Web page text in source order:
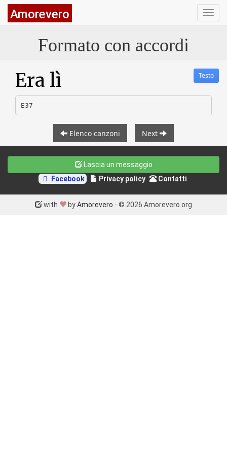
Amorevero
Formato con accordi
Testo
Era lì
Elenco canzoni Next
Lascia un messaggio
Facebook
Privacy policy Contatti
made
with love
byAmorevero - © 2026 Amorevero.org